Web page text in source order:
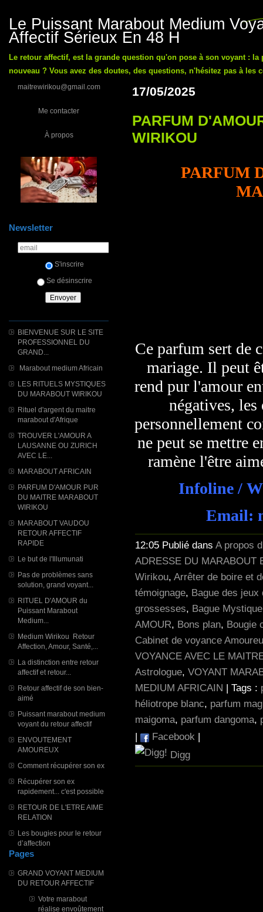
Le Puissant Marabout Medium
Affectif Sérieux En 48 H
Le retour affectif, est la grande question qu'on pose à son voyant :
nouveau ? Vous avez des doutes, des questions, n'hésitez pas à les
maitrewirikou@gmail.com
Me contacter
À propos
Newsletter
S'inscrire
Se désinscrire
BIENVENUE SUR LE SITE
PROFESSIONNEL DU
GRAND...
Marabout medium Africain
LES RITUELS MYSTIQUES
DU MARABOUT WIRIKOU
Rituel d'argent du maitre
marabout d'Afrique
TROUVER L'AMOUR A
LAUSANNE OU ZURICH
AVEC LE...
MARABOUT AFRICAIN
PARFUM D'AMOUR PUR
DU MAITRE MARABOUT
WIRIKOU
MARABOUT VAUDOU
RETOUR AFFECTIF
RAPIDE
Le but de l'Illumunati
Pas de problèmes sans
solution, grand voyant...
RITUEL D'AMOUR du
Puissant Marabout
Medium...
Medium Wirikou Retour
Affection, Amour, Santé,...
La distinction entre retour
affectif et retour...
Retour affectif de son bien-
aimé
Puissant marabout medium
voyant du retour affectif
ENVOUTEMENT
AMOUREUX
Comment récupérer son ex
Récupérer son ex
rapidement... c'est possible
RETOUR DE L'ETRE AIME
RELATION
Les bougies pour le retour
d’affection
Pages
GRAND VOYANT MEDIUM
DU RETOUR AFFECTIF
Votre marabout
réalise envoûtement
17/05/2025
PARFUM
WIRIKOU
PARFUM
Ce parfum sert de
mariage. Il peut
rend pur l'amour
négatives, les
personnellement
ne peut se mettre
ramène l'être
Infoline /
Email:
12:05 Publié dans A propos
ADRESSE DU MARABOUT
Wirikou, Arrêter de boire et
témoignage, Bague des jeux
grossesses, Bague
AMOUR, Bons plan, Bougie
Cabinet de voyance
VOYANCE AVEC LE
Astrologue, VOYANT
MEDIUM AFRICAIN | Tags :
héliotrope blanc, parfum
maigoma, parfum dangoma,
|
Facebook |
Digg